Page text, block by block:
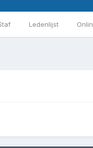
Ledenlijst